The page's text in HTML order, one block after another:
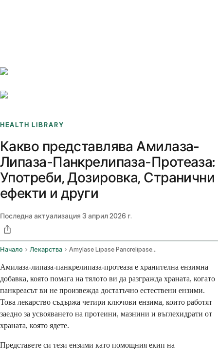
HEALTH LIBRARY
Какво представлява Амилаза-
Липаза-Панкрелипаза-Протеаза:
Употреби, Дозировка, Странични
ефекти и други
Последна актуализация 3 април 2026 г.
Начало Лекарства Amylase Lipase Pancrelipase Protease Oral Route
Амилаза-липаза-панкрелипаза-протеаза е хранителна ензимна
добавка, която помага на тялото ви да разгражда храната, когато
панкреасът ви не произвежда достатъчно естествени ензими.
Това лекарство съдържа четири ключови ензима, които работят
заедно за усвояването на протеини, мазнини и въглехидрати от
храната, която ядете.
Представете си тези ензими като помощния екип на